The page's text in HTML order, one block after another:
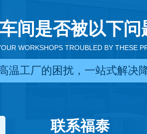
间是否被以下问
WORKSHOPS TROUBLED BY THESE
温工厂的困扰，一站式解决
联系福泰